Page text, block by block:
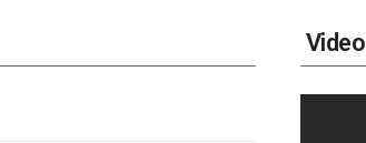
Video